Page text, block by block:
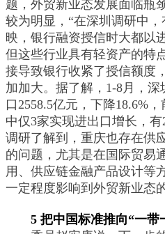
题，外贸新业态发展面临瓶
较为明显，“在深圳调研中
映，银行融资授信时大都以
但这些行业具有轻资产的特
接导致银行收紧了授信额度
加加大。据了解，1-8月，
口2558.5亿元，下降18.6%
中仅3家实现进出口增长，
调研了解到，重庆也存在供
的问题，尤其是在国际贸易
用、供应链金融产品设计等
一定程度影响到外贸新业态
5 把中国标准推向“一带